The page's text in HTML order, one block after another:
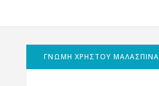
ΓΝΩΜΗ ΧΡΗΣΤΟΥ ΜΑΛΑΣΠΙΝΑ